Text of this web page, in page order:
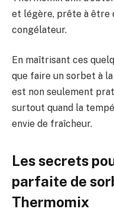
et légère, prête à être
congélateur.
En maîtrisant ces
que faire un sorbet à
est non seulement
surtout quand la
envie de fraîcheur.
Les secrets
parfaite de
Thermomix